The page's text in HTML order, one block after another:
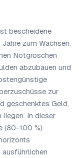
bescheidene
zum Wachsen.
Notgroschen
abzubauen und
zur
geschenktes Geld,
liegen. In dieser
(80-100 %)
ausführlichen